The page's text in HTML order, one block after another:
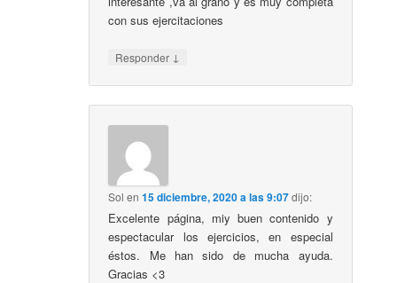
con sus ejercitaciones
Responder ↓
Sol en15 diciembre, 2020 a las 9:07dijo:
Excelente página, miy buen contenido y
espectacular los ejercicios, en especial
éstos. Me han sido de mucha ayuda.
Gracias <3